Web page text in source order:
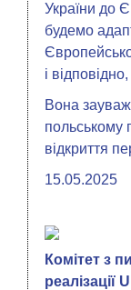
України до
будемо
і
Вона
польському
відкриття
15.05.2025
Комітет з
реалізації